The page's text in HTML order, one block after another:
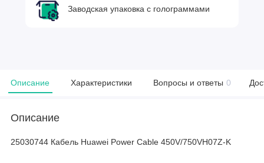
Заводская упаковка с голограммами
Описание Характеристики Вопросы и ответы 0
Описание
25030744 Кабель Huawei Power Cable 450V/750VH07Z-K